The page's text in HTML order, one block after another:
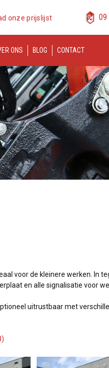
onze prijslijst 09
ONS BLOG CONTACT
voor de kleinere werken. In
en alle signalisatie voor
uitrustbaar met